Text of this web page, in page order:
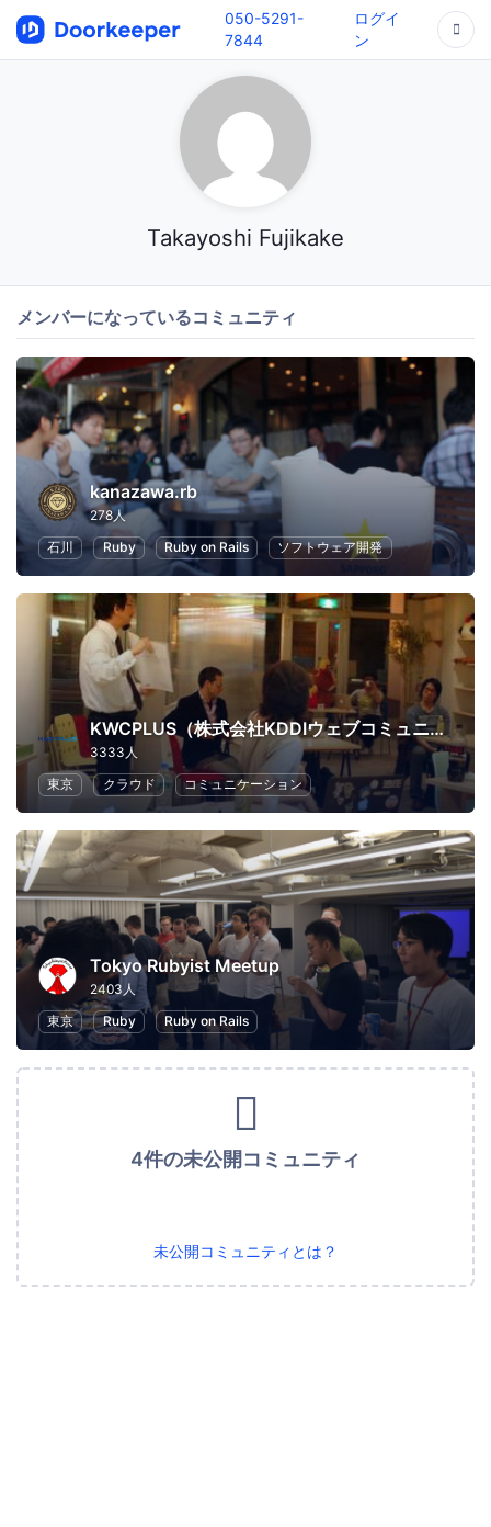
050-5291-
7844
ログイ
ン
Takayoshi Fujikake
メンバーになっているコミュニティ
kanazawa.rb
278人
石川
Ruby Ruby on Rails ソフトウェア開発
KWCPLUS（株式会社KDDIウェブコミュニケーションズ）
3333人
東京
クラウド コミュニケーション
Tokyo Rubyist Meetup
2403人
東京
Ruby Ruby on Rails
4件の未公開コミュニティ
未公開コミュニティとは？